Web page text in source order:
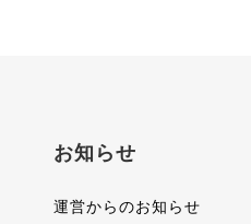
お知らせ
運営からのお知らせ